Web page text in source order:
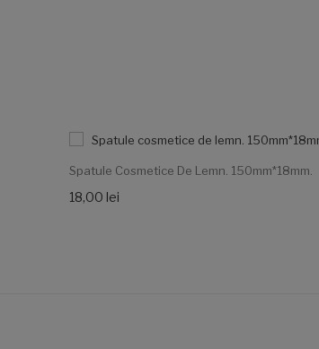
Spatule Cosmetice De Lemn. 150mm*18mm.
18,00 lei